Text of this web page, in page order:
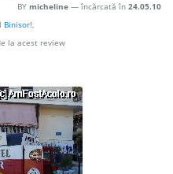
BY micheline — încărcată în 24.05.10
Binisor!,
la acest review